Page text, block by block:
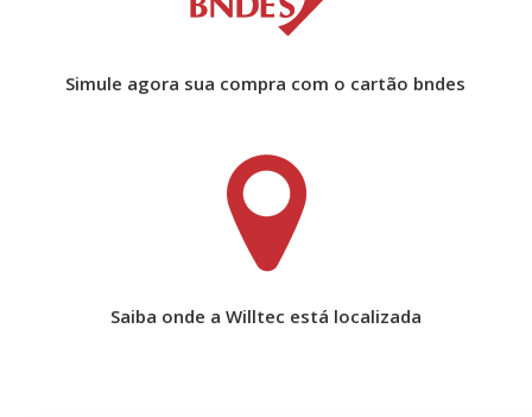
Simule agora sua compra com o cartão bndes
Saiba onde a Willtec está localizada